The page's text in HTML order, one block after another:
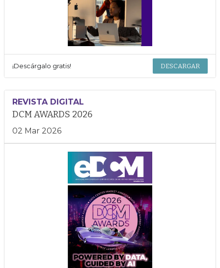
¡Descárgalo gratis! DESCARGAR
REVISTA DIGITAL
DCM AWARDS 2026
02 Mar 2026